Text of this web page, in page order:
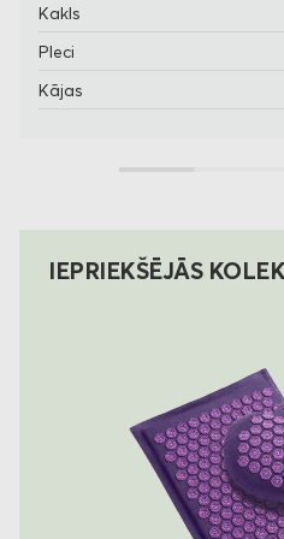
Kakls
Pleci
Kājas
IEPRIEKŠĒJĀS